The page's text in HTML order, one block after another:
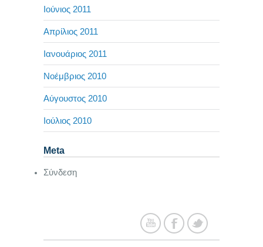
Ιούνιος 2011
Απρίλιος 2011
Ιανουάριος 2011
Νοέμβριος 2010
Αύγουστος 2010
Ιούλιος 2010
Meta
Σύνδεση